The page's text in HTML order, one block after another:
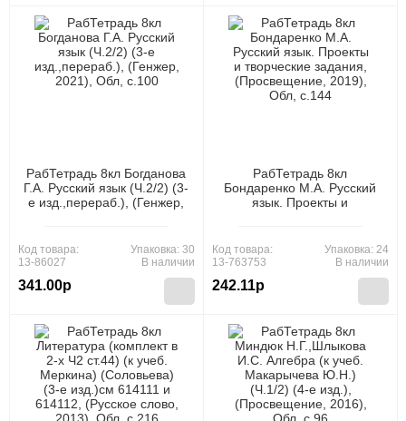
РабТетрадь 8кл Богданова
Г.А. Русский язык (Ч.2/2) (3-
е изд.,перераб.), (Генжер,
Код товара:
13-86027
341.00р
Упаковка: 30
В наличии
РабТетрадь 8кл
Бондаренко М.А. Русский
язык. Проекты и
Код товара:
13-763753
242.11р
Упаковка: 24
В наличии